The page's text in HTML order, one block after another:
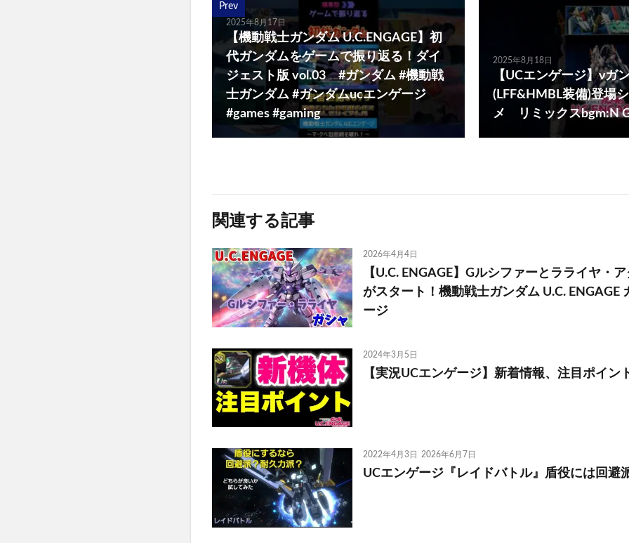
Prev
2025年8月17日
【機動戦士ガンダム U.C.ENGAGE】初
代ガンダムをゲームで振り返る！ダイ
ジェスト版 vol.03 #ガンダム #機動戦
士ガンダム #ガンダムucエンゲージ
#games #gaming
2025年8月18日
【UCエンゲージ】νガ
(LFF&HMBL装備)登場
メ リミックスbgm:N
関連する記事
2026年4月4日
【U.C. ENGAGE】Gルシファーとラライヤ・
がスタート！機動戦士ガンダム U.C. ENGAGE
ージ
2024年3月5日
【実況UCエンゲージ】新着情報、注目ポイン
2022年4月3日 2026年6月7日
UCエンゲージ『レイドバトル』盾役には回避